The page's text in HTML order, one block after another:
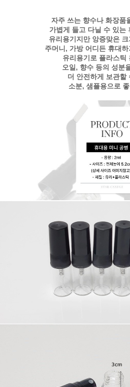
자주 쓰는 향수나 화장품
가볍게 들고 다닐 수 있는
유리용기지만 앙증맞은 크
주머니, 가방 어디든 휴대
유리용기로 플라스틱
오일, 향수 등의 성분
더 안전하게 보관할
소분, 샘플용으로